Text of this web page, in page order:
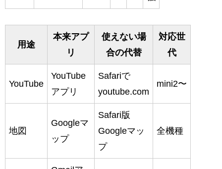
用途
本来アプ
リ
使えない場
合の代替
対応世
代
YouTube
YouTube
アプリ
Safariで
youtube.com
mini2〜
地図
Googleマ
ップ
Safari版
Googleマッ
プ
全機種